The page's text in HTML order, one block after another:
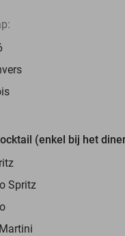
(enkel bij het
Spritz